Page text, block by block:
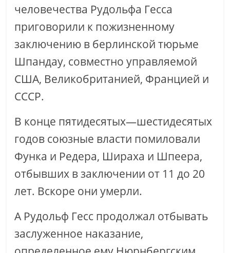
человечества Рудольфа Гесса
приговорили к пожизненному
заключению в берлинской тюрьме
Шпандау, совместно управляемой
США, Великобританией, Францией и
СССР.
В конце пятидесятых—шестидесятых
годов союзные власти помиловали
Функа и Редера, Шираха и Шпеера,
отбывших в заключении от 11 до 20
лет. Вскоре они умерли.
А Рудольф Гесс продолжал отбывать
заслуженное наказание,